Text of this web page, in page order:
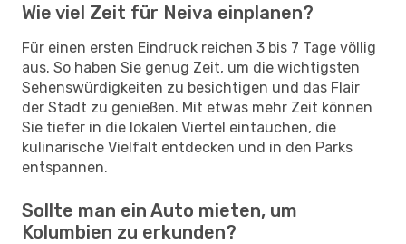
Wie viel Zeit für Neiva einplanen?
Für einen ersten Eindruck reichen 3 bis 7 Tage völlig
aus. So haben Sie genug Zeit, um die wichtigsten
Sehenswürdigkeiten zu besichtigen und das Flair
der Stadt zu genießen. Mit etwas mehr Zeit können
Sie tiefer in die lokalen Viertel eintauchen, die
kulinarische Vielfalt entdecken und in den Parks
entspannen.
Sollte man ein Auto mieten, um
Kolumbien zu erkunden?